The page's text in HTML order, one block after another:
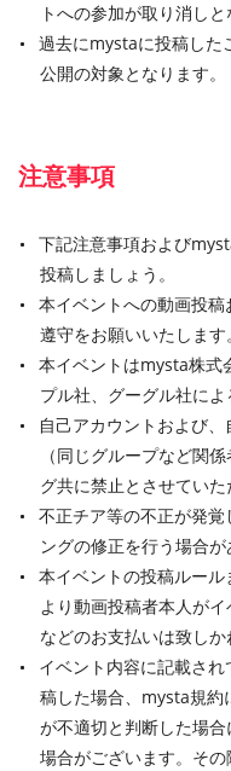
トへの参加が取り消しと
過去にmystaに投稿した
公開の対象となります。
注意事項
下記注意事項および
投稿しましょう。
本イベントへの動画投
遵守をお願いいたします。
本イベントはmysta株式
プル社、グーグル社によ
自己アカウントおよび
（同じグループなど関
グ共に禁止とさせていた
不正チア等の不正が発
ングの修正を行う場合が
本イベントの投稿ルー
より動画投稿者本人が
などのお支払いは致しか
イベント内容に記載さ
稿した場合、mysta規約
が不適切と判断した場
場合がございます。そ